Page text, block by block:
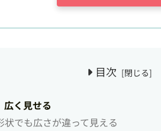
目次
く見せる
状でも広さが違って見える